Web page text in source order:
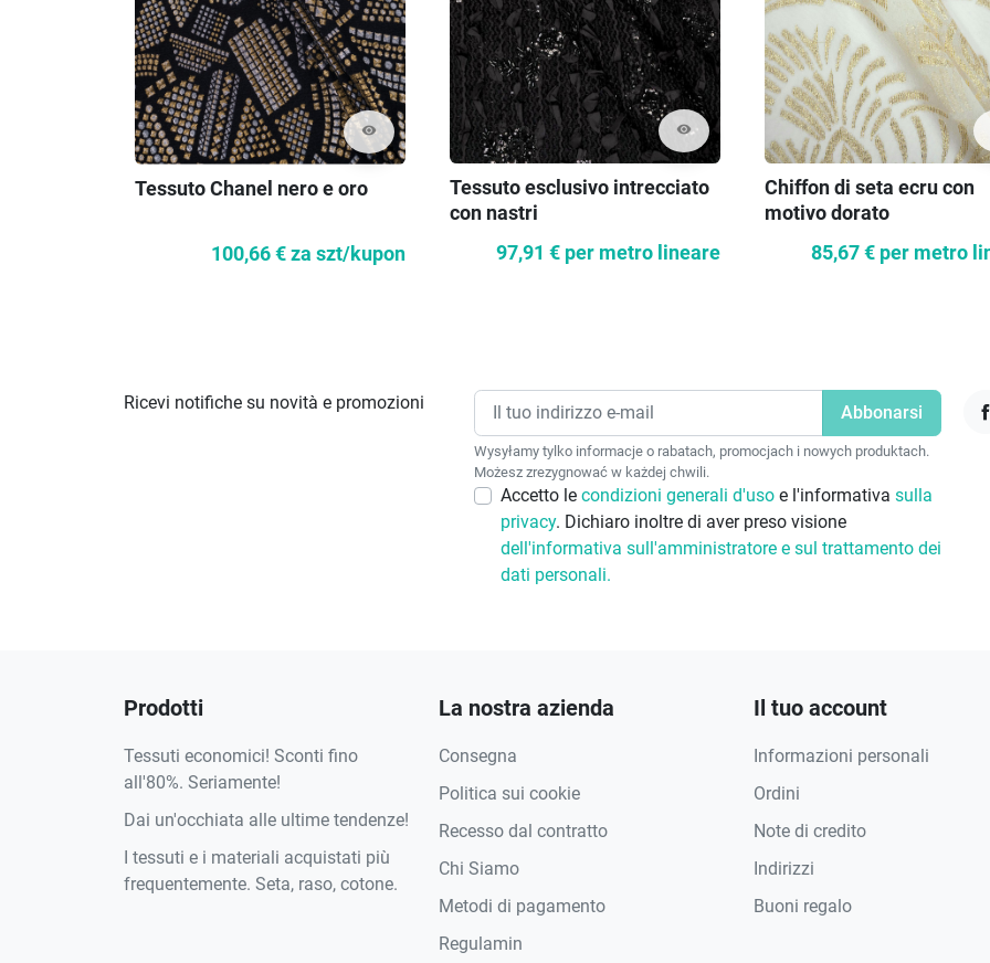
visibility
Tessuto Chanel nero e oro
100,66 €za szt/kupon
visibility
Tessuto esclusivo intrecciato
con nastri
97,91 € per metro lineare
Chiffon di seta ecru con
motivo dorato
85,67 € per metro
Ricevi notifiche su novità e promozioni
Wysyłamy tylko informacje o rabatach, promocjach i nowych produktach.
Możesz zrezygnować w każdej chwili.
Accetto le condizioni generali d'uso e l'informativa sulla
privacy. Dichiaro inoltre di aver preso visione
dell'informativa sull'amministratore e sul trattamento dei
dati personali.
Prodotti
Tessuti economici! Sconti fino
all'80%. Seriamente!
Dai un'occhiata alle ultime tendenze!
I tessuti e i materiali acquistati più
frequentemente. Seta, raso, cotone.
La nostra azienda
Consegna
Politica sui cookie
Recesso dal contratto
Chi Siamo
Metodi di pagamento
Regulamin
Il tuo account
Informazioni personali
Ordini
Note di credito
Indirizzi
Buoni regalo